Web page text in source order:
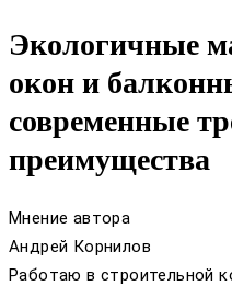
Экологичные
окон и
современные
преимущества
Мнение автора
Андрей Корнилов
Работаю в строительной